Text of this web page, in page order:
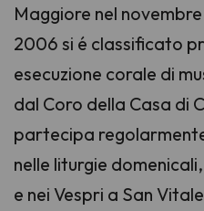
Maggiore nel
2006 si é classificato
esecuzione corale di
dal Coro della Casa di
partecipa
nelle liturgie
e nei Vespri a San